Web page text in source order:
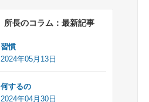
所長のコラム：最新記事
習慣
2024年05月13日
何するの
2024年04月30日